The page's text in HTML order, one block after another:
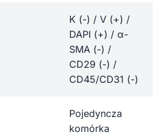
K (-) / V (+) /
DAPI (+) / α-
SMA (-) /
CD29 (-) /
CD45/CD31 (-)
Pojedyncza
komórka